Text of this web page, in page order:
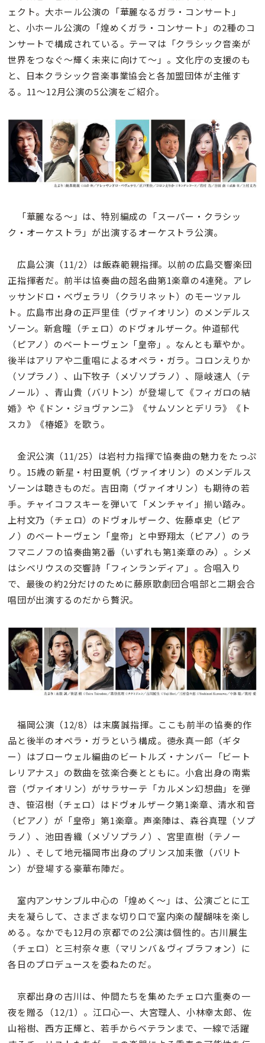
ェクト。大ホール公演の「華麗なるガラ・コンサート」
と、小ホール公演の「煌めくガラ・コンサート」の2種のコ
ンサートで構成されている。テーマは「クラシック音楽が
世界をつなぐ〜輝く未来に向けて〜」。文化庁の支援のも
と、日本クラシック音楽事業協会と各加盟団体が主催す
る。11〜12月公演の5公演をご紹介。
「華麗なる〜」は、特別編成の「スーパー・クラシッ
ク・オーケストラ」が出演するオーケストラ公演。
広島公演（11/2）は飯森範親指揮。以前の広島交響楽団
正指揮者だ。前半は協奏曲の超名曲第1楽章の4連発。アレ
ッサンドロ・ベヴェラリ（クラリネット）のモーツァル
ト。広島市出身の正戸里佳（ヴァイオリン）のメンデルス
ゾーン。新倉瞳（チェロ）のドヴォルザーク。仲道郁代
（ピアノ）のベートーヴェン「皇帝」。なんとも華やか。
後半はアリアや二重唱によるオペラ・ガラ。コロンえりか
（ソプラノ）、山下牧子（メゾソプラノ）、隠岐速人（テ
ノール）、青山貴（バリトン）が登場して《フィガロの結
婚》や《ドン・ジョヴァンニ》《サムソンとデリラ》《ト
スカ》《椿姫》を歌う。
金沢公演（11/25）は岩村力指揮で協奏曲の魅力をたっぷ
り。15歳の新星・村田夏帆（ヴァイオリン）のメンデルス
ゾーンは聴きものだ。吉田南（ヴァイオリン）も期待の若
手。チャイコフスキーを弾いて「メンチャイ」揃い踏み。
上村文乃（チェロ）のドヴォルザーク、佐藤卓史（ピア
ノ）のベートーヴェン「皇帝」と中野翔太（ピアノ）のラ
フマニノフの協奏曲第2番（いずれも第1楽章のみ）。シメ
はシベリウスの交響詩「フィンランディア」。合唱入り
で、最後の約2分だけのために藤原歌劇団合唱部と二期会合
唱団が出演するのだから贅沢。
福岡公演（12/8）は末廣誠指揮。ここも前半の協奏的作
品と後半のオペラ・ガラという構成。徳永真一郎（ギタ
ー）はブローウェル編曲のビートルズ・ナンバー「ビート
レリアナス」の数曲を弦楽合奏とともに。小倉出身の南紫
音（ヴァイオリン）がサラサーテ「カルメン幻想曲」を弾
き、笹沼樹（チェロ）はドヴォルザーク第1楽章、清水和音
（ピアノ）が「皇帝」第1楽章。声楽陣は、森谷真理（ソプ
ラノ）、池田香織（メゾソプラノ）、宮里直樹（テノー
ル）、そして地元福岡市出身のプリンス加耒徹（バリト
ン）が登場する豪華布陣だ。
室内アンサンブル中心の「煌めく〜」は、公演ごとに工
夫を凝らして、さまざまな切り口で室内楽の醍醐味を楽し
める。なかでも12月の京都での2公演は個性的。古川展生
（チェロ）と三村奈々恵（マリンバ＆ヴィブラフォン）に
各日のプロデュースを委ねたのだ。
京都出身の古川は、仲間たちを集めたチェロ六重奏の一
夜を贈る（12/1）。江口心一、大宮理人、小林幸太郎、佐
山裕樹、西方正輝と、若手からベテランまで、一線で活躍